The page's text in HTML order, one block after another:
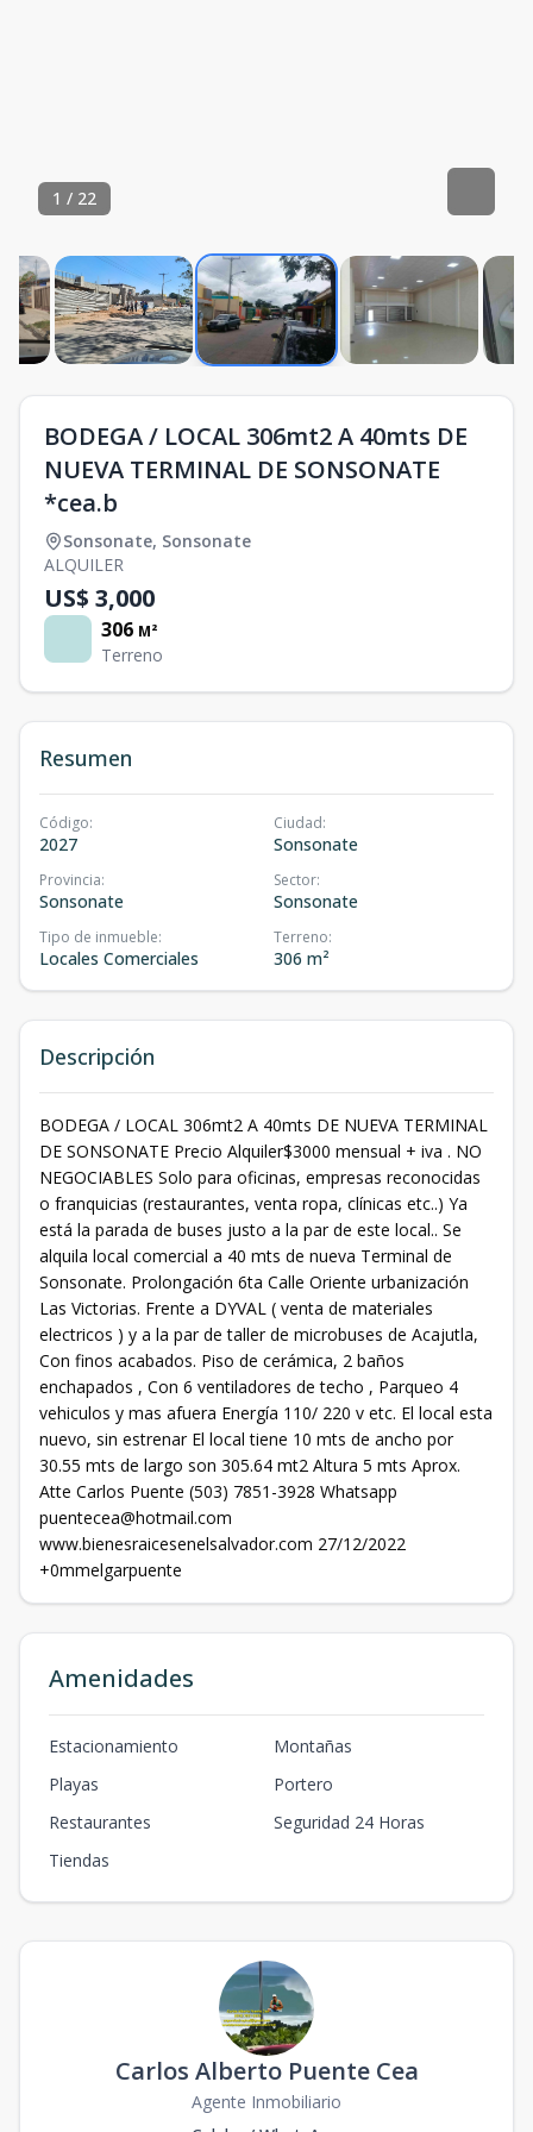
1 / 22
BODEGA / LOCAL 306mt2 A 40mts DE
NUEVA TERMINAL DE SONSONATE
*cea.b
Sonsonate, Sonsonate
ALQUILER
US$ 3,000
306 M²
Terreno
Resumen
Código:
2027
Ciudad:
Sonsonate
Provincia:
Sonsonate
Sector:
Sonsonate
Tipo de inmueble:
Locales Comerciales
Terreno:
306 m²
Descripción
BODEGA / LOCAL 306mt2 A 40mts DE NUEVA TERMINAL
DE SONSONATE Precio Alquiler$3000 mensual + iva . NO
NEGOCIABLES Solo para oficinas, empresas reconocidas
o franquicias (restaurantes, venta ropa, clínicas etc..) Ya
está la parada de buses justo a la par de este local.. Se
alquila local comercial a 40 mts de nueva Terminal de
Sonsonate. Prolongación 6ta Calle Oriente urbanización
Las Victorias. Frente a DYVAL ( venta de materiales
electricos ) y a la par de taller de microbuses de Acajutla,
Con finos acabados. Piso de cerámica, 2 baños
enchapados , Con 6 ventiladores de techo , Parqueo 4
vehiculos y mas afuera Energía 110/ 220 v etc. El local esta
nuevo, sin estrenar El local tiene 10 mts de ancho por
30.55 mts de largo son 305.64 mt2 Altura 5 mts Aprox.
Atte Carlos Puente (503) 7851-3928 Whatsapp
puentecea@hotmail.com
www.bienesraicesenelsalvador.com 27/12/2022
+0mmelgarpuente
Amenidades
Estacionamiento
Montañas
Playas
Portero
Restaurantes
Seguridad 24 Horas
Tiendas
Carlos Alberto Puente Cea
Agente Inmobiliario